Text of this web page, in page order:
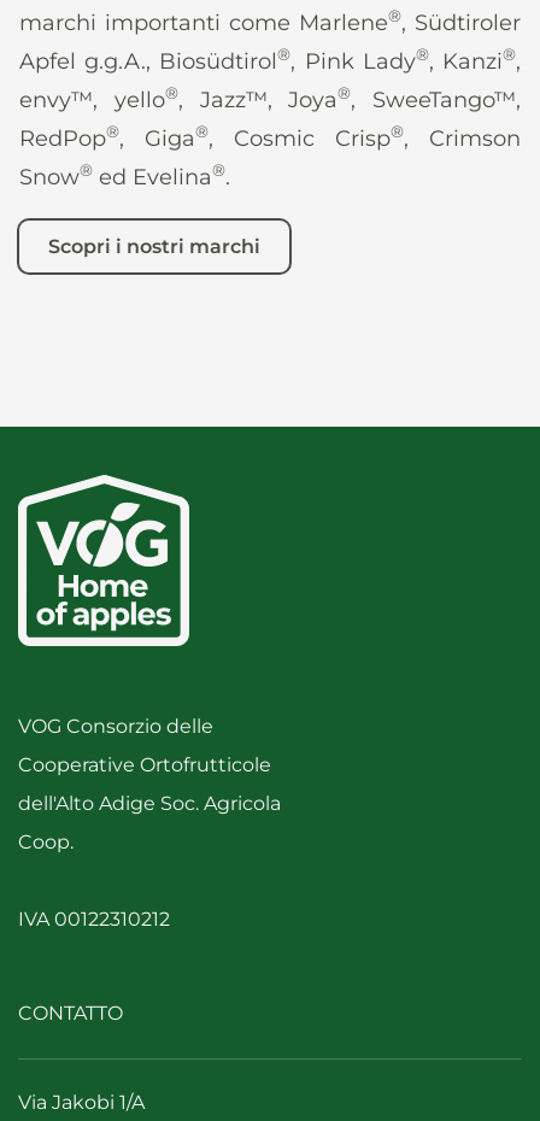
marchi importanti come Marlene®, Südtiroler
Apfel g.g.A., Biosüdtirol®, Pink Lady®, Kanzi®,
envy™, yello®, Jazz™, Joya®, SweeTango™,
RedPop®, Giga®, Cosmic Crisp®, Crimson
Snow® ed Evelina®.
Scopri i nostri marchi
VOG Consorzio delle
Cooperative Ortofrutticole
dell'Alto Adige Soc. Agricola
Coop.
IVA 00122310212
CONTATTO
Via Jakobi 1/A